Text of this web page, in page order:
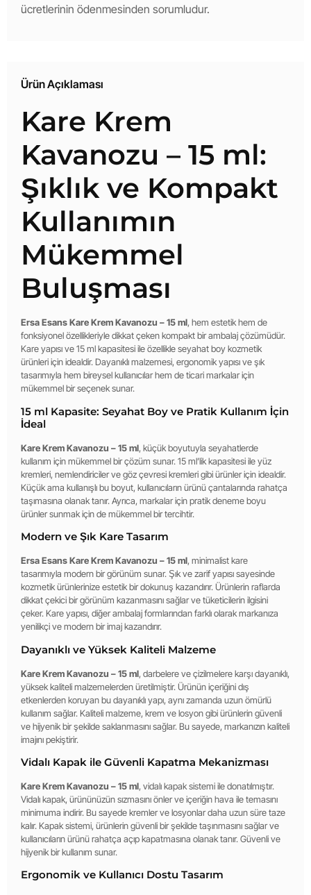
ücretlerinin ödenmesinden sorumludur.
Ürün Açıklaması
Kare Krem
Kavanozu – 15 ml:
Şıklık ve Kompakt
Kullanımın
Mükemmel
Buluşması
Ersa Esans Kare Krem Kavanozu – 15 ml, hem estetik hem de
fonksiyonel özellikleriyle dikkat çeken kompakt bir ambalaj çözümüdür.
Kare yapısı ve 15 ml kapasitesi ile özellikle seyahat boy kozmetik
ürünleri için idealdir. Dayanıklı malzemesi, ergonomik yapısı ve şık
tasarımıyla hem bireysel kullanıcılar hem de ticari markalar için
mükemmel bir seçenek sunar.
15 ml Kapasite: Seyahat Boy ve Pratik Kullanım İçin
İdeal
Kare Krem Kavanozu – 15 ml, küçük boyutuyla seyahatlerde
kullanım için mükemmel bir çözüm sunar. 15 ml’lik kapasitesi ile yüz
kremleri, nemlendiriciler ve göz çevresi kremleri gibi ürünler için idealdir.
Küçük ama kullanışlı bu boyut, kullanıcıların ürünü çantalarında rahatça
taşımasına olanak tanır. Ayrıca, markalar için pratik deneme boyu
ürünler sunmak için de mükemmel bir tercihtir.
Modern ve Şık Kare Tasarım
Ersa Esans Kare Krem Kavanozu – 15 ml, minimalist kare
tasarımıyla modern bir görünüm sunar. Şık ve zarif yapısı sayesinde
kozmetik ürünlerinize estetik bir dokunuş kazandırır. Ürünlerin raflarda
dikkat çekici bir görünüm kazanmasını sağlar ve tüketicilerin ilgisini
çeker. Kare yapısı, diğer ambalaj formlarından farklı olarak markanıza
yenilikçi ve modern bir imaj kazandırır.
Dayanıklı ve Yüksek Kaliteli Malzeme
Kare Krem Kavanozu – 15 ml, darbelere ve çizilmelere karşı dayanıklı,
yüksek kaliteli malzemelerden üretilmiştir. Ürünün içeriğini dış
etkenlerden koruyan bu dayanıklı yapı, aynı zamanda uzun ömürlü
kullanım sağlar. Kaliteli malzeme, krem ve losyon gibi ürünlerin güvenli
ve hijyenik bir şekilde saklanmasını sağlar. Bu sayede, markanızın kaliteli
imajını pekiştirir.
Vidalı Kapak ile Güvenli Kapatma Mekanizması
Kare Krem Kavanozu – 15 ml, vidalı kapak sistemi ile donatılmıştır.
Vidalı kapak, ürününüzün sızmasını önler ve içeriğin hava ile temasını
minimuma indirir. Bu sayede kremler ve losyonlar daha uzun süre taze
kalır. Kapak sistemi, ürünlerin güvenli bir şekilde taşınmasını sağlar ve
kullanıcıların ürünü rahatça açıp kapatmasına olanak tanır. Güvenli ve
hijyenik bir kullanım sunar.
Ergonomik ve Kullanıcı Dostu Tasarım